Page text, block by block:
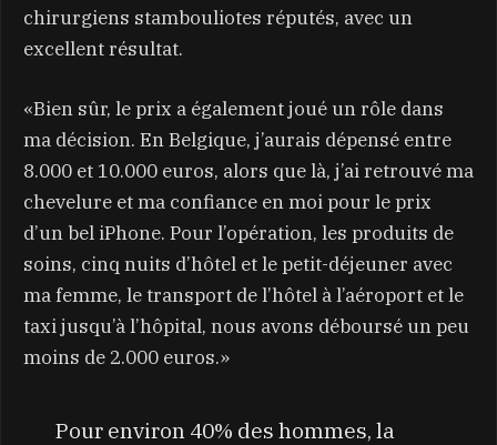
chirurgiens stambouliotes réputés, avec un
excellent résultat.
«Bien sûr, le prix a également joué un rôle dans
ma décision. En Belgique, j’aurais dépensé entre
8.000 et 10.000 euros, alors que là, j’ai retrouvé ma
chevelure et ma confiance en moi pour le prix
d’un bel iPhone. Pour l’opération, les produits de
soins, cinq nuits d’hôtel et le petit-déjeuner avec
ma femme, le transport de l’hôtel à l’aéroport et le
taxi jusqu’à l’hôpital, nous avons déboursé un peu
moins de 2.000 euros.»
Pour environ 40% des hommes, la